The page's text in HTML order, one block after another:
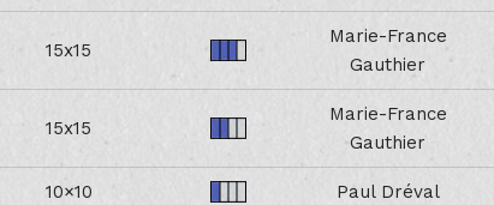
15x15
Marie-France
Gauthier
15x15
Marie-France
Gauthier
10×10 Paul Dréval